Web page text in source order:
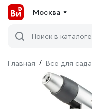
Москва
Поиск в каталоге
Главная / Всё для сада